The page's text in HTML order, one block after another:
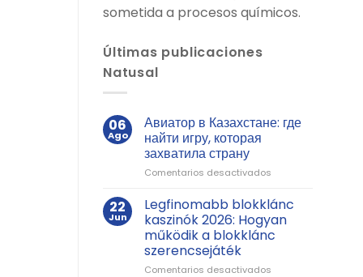
sometida a procesos químicos.
Últimas publicaciones
Natusal
06
Ago
Авиатор в Казахстане: где
найти игру, которая
захватила страну
Comentarios desactivados
в
Казахстане:
где
найти
22
Jun
Legfinomabb blokklánc
kaszinók 2026: Hogyan
működik a blokklánc
szerencsejáték
Comentarios desactivados